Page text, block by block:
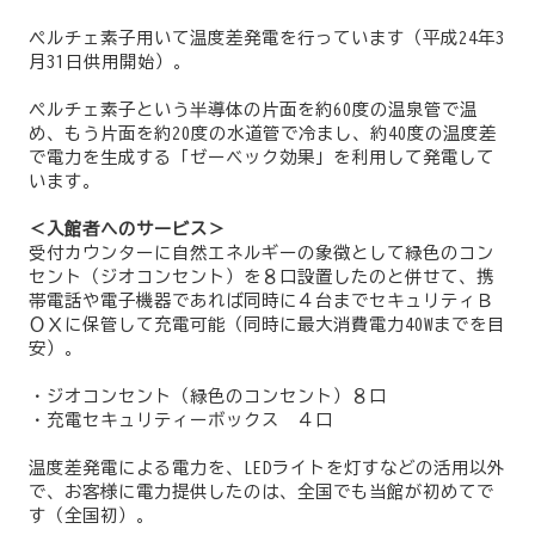
ペルチェ素子用いて温度差発電を行っています（平成24年3
月31日供用開始）。
ペルチェ素子という半導体の片面を約60度の温泉管で温
め、もう片面を約20度の水道管で冷まし、約40度の温度差
で電力を生成する「ゼーベック効果」を利用して発電して
います。
＜入館者へのサービス＞
受付カウンターに自然エネルギーの象徴として緑色のコン
セント（ジオコンセント）を８口設置したのと併せて、携
帯電話や電子機器であれば同時に４台までセキュリティＢ
ＯＸに保管して充電可能（同時に最大消費電力40Wまでを目
安）。
・ジオコンセント（緑色のコンセント）８口
・充電セキュリティーボックス ４口
温度差発電による電力を、LEDライトを灯すなどの活用以外
で、お客様に電力提供したのは、全国でも当館が初めてで
す（全国初）。